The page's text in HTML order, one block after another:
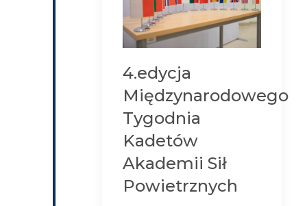
4.edycja
Międzynarodowego
Tygodnia
Kadetów
Akademii Sił
Powietrznych